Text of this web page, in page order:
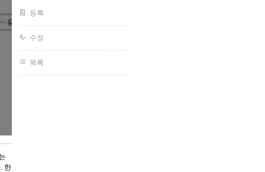
등록
수정
목록
한